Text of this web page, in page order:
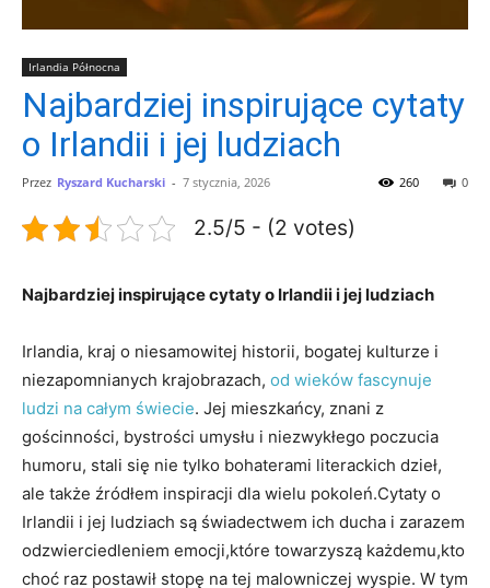
Irlandia Północna
Najbardziej inspirujące cytaty
o Irlandii i jej ludziach
Przez Ryszard Kucharski - 7 stycznia, 2026 0
260
2.5/5 - (2 votes)
Najbardziej inspirujące cytaty o Irlandii i jej ludziach
Irlandia, kraj o niesamowitej historii, bogatej kulturze i
niezapomnianych krajobrazach, od wieków fascynuje
ludzi na całym świecie. Jej mieszkańcy, znani z
gościnności, bystrości umysłu i niezwykłego poczucia
humoru, stali się nie tylko bohaterami literackich dzieł,
ale także źródłem inspiracji dla wielu pokoleń.Cytaty o
Irlandii i jej ludziach są świadectwem ich ducha i zarazem
odzwierciedleniem emocji,które towarzyszą każdemu,kto
choć raz postawił stopę na tej malowniczej wyspie. W tym